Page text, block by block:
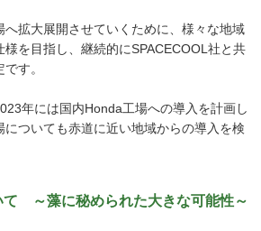
へ拡大展開させていくために、様々な地域
を目指し、継続的にSPACECOOL社と共
す。
年には国内Honda工場への導入を計画し
ついても赤道に近い地域からの導入を検
て ～藻に秘められた大きな可能性～